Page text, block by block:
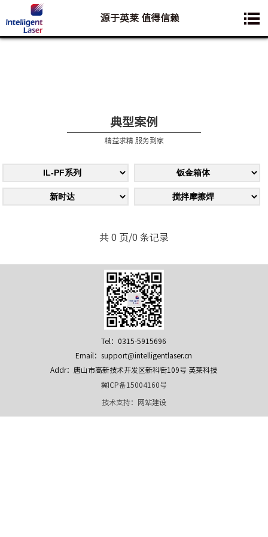
您想要了解的业务是:
源于英莱 值得信赖
典型案例
精益求精 服务到家
共 0 页/0 条记录
Tel：0315-5915696
Email：support@intelligentlaser.cn
Addr：唐山市高新技术开发区新科街109号 英莱科技
冀ICP备15004160号
技术支持： 网站建设